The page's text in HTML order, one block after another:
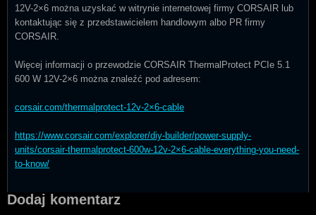
12V-2×6 można uzyskać w witrynie internetowej firmy CORSAIR lub
kontaktując się z przedstawicielem handlowym albo PR firmy
CORSAIR.
Więcej informacji o przewodzie CORSAIR ThermalProtect PCIe 5.1
600 W 12V-2×6 można znaleźć pod adresem:
corsair.com/thermalprotect-12v-2×6-cable
https://www.corsair.com/explorer/diy-builder/power-supply-
units/corsair-thermalprotect-600w-12v-2×6-cable-everything-you-need-
to-know/
Dodaj komentarz